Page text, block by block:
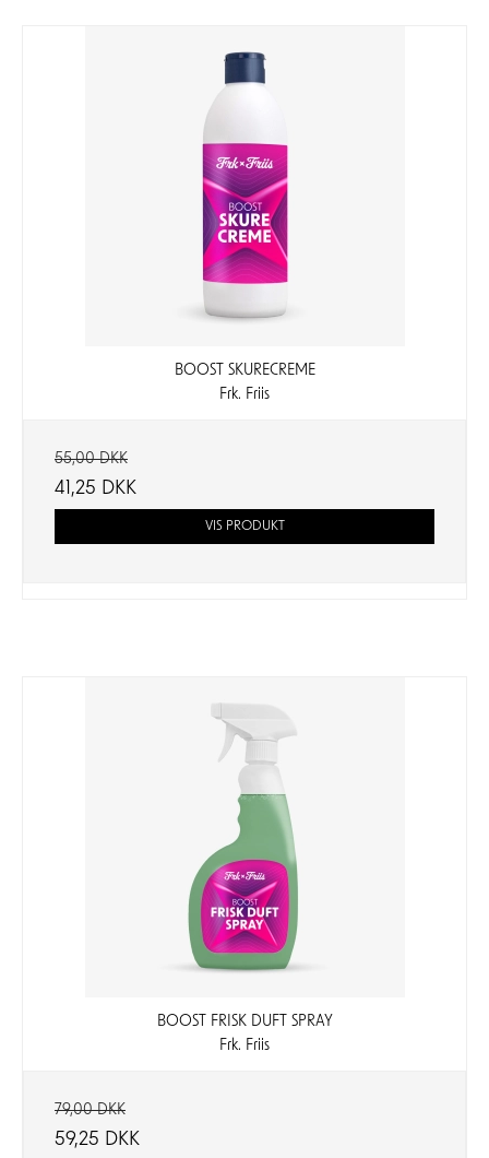
BOOST SKURECREME
Frk. Friis
55,00 DKK
41,25 DKK
VIS PRODUKT
BOOST FRISK DUFT SPRAY
Frk. Friis
79,00 DKK
59,25 DKK